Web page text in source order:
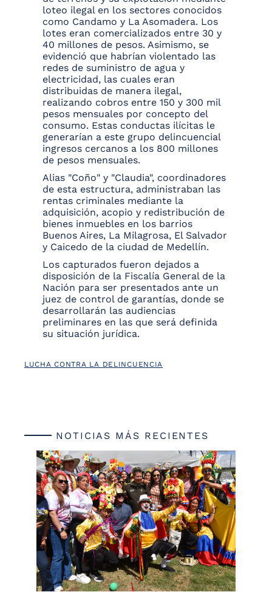
loteo ilegal en los sectores conocidos
como Candamo y La Asomadera. Los
lotes eran comercializados entre 30 y
40 millones de pesos. Asimismo, se
evidenció que habrían violentado las
redes de suministro de agua y
electricidad, las cuales eran
distribuidas de manera ilegal,
realizando cobros entre 150 y 300 mil
pesos mensuales por concepto del
consumo. Estas conductas ilícitas le
generarían a este grupo delincuencial
ingresos cercanos a los 800 millones
de pesos mensuales.
Alias "Coño" y "Claudia", coordinadores
de esta estructura, administraban las
rentas criminales mediante la
adquisición, acopio y redistribución de
bienes inmuebles en los barrios
Buenos Aires, La Milagrosa, El Salvador
y Caicedo de la ciudad de Medellín.
Los capturados fueron dejados a
disposición de la Fiscalía General de la
Nación para ser presentados ante un
juez de control de garantías, donde se
desarrollarán las audiencias
preliminares en las que será definida
su situación jurídica.
LUCHA CONTRA LA DELINCUENCIA
NOTICIAS MÁS RECIENTES